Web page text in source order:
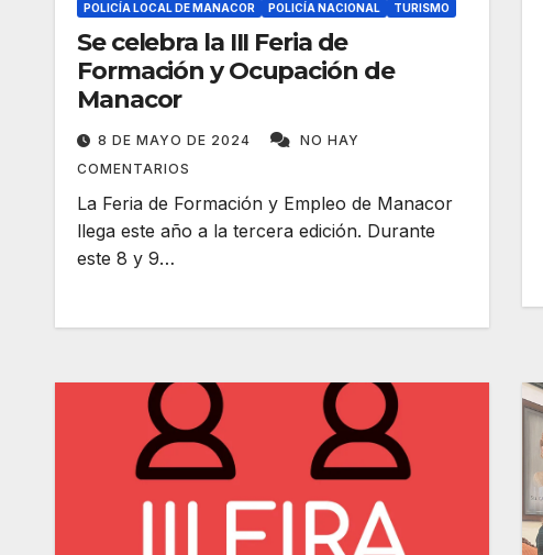
POLICÍA LOCAL DE MANACOR
POLICÍA NACIONAL TURISMO
Se celebra la III Feria de
Formación y Ocupación de
Manacor
8 DE MAYO DE 2024
NO HAY
COMENTARIOS
La Feria de Formación y Empleo de Manacor
llega este año a la tercera edición. Durante
este 8 y 9…